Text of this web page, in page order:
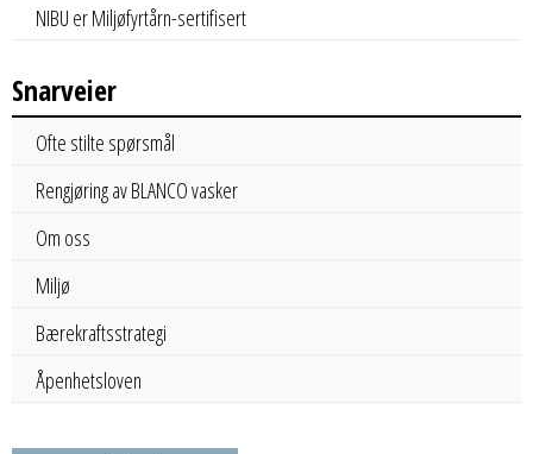
NIBU er Miljøfyrtårn-sertifisert
Snarveier
Ofte stilte spørsmål
Rengjøring av BLANCO vasker
Om oss
Miljø
Bærekraftsstrategi
Åpenhetsloven